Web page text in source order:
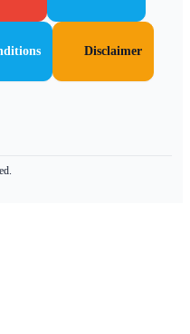
Disclaimer